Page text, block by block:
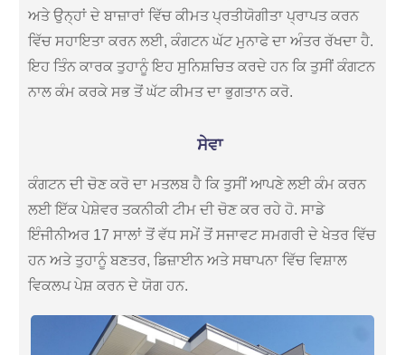
ਅਤੇ ਉਨ੍ਹਾਂ ਦੇ ਬਾਜ਼ਾਰਾਂ ਵਿੱਚ ਕੀਮਤ ਪ੍ਰਤੀਯੋਗੀਤਾ ਪ੍ਰਾਪਤ ਕਰਨ
ਵਿੱਚ ਸਹਾਇਤਾ ਕਰਨ ਲਈ, ਕੰਗਟਨ ਘੱਟ ਮੁਨਾਫੇ ਦਾ ਅੰਤਰ ਰੱਖਦਾ ਹੈ.
ਇਹ ਤਿੰਨ ਕਾਰਕ ਤੁਹਾਨੂੰ ਇਹ ਸੁਨਿਸ਼ਚਿਤ ਕਰਦੇ ਹਨ ਕਿ ਤੁਸੀਂ ਕੰਗਟਨ
ਨਾਲ ਕੰਮ ਕਰਕੇ ਸਭ ਤੋਂ ਘੱਟ ਕੀਮਤ ਦਾ ਭੁਗਤਾਨ ਕਰੋ.
ਸੇਵਾ
ਕੰਗਟਨ ਦੀ ਚੋਣ ਕਰੋ ਦਾ ਮਤਲਬ ਹੈ ਕਿ ਤੁਸੀਂ ਆਪਣੇ ਲਈ ਕੰਮ ਕਰਨ
ਲਈ ਇੱਕ ਪੇਸ਼ੇਵਰ ਤਕਨੀਕੀ ਟੀਮ ਦੀ ਚੋਣ ਕਰ ਰਹੇ ਹੋ. ਸਾਡੇ
ਇੰਜੀਨੀਅਰ 17 ਸਾਲਾਂ ਤੋਂ ਵੱਧ ਸਮੇਂ ਤੋਂ ਸਜਾਵਟ ਸਮਗਰੀ ਦੇ ਖੇਤਰ ਵਿੱਚ
ਹਨ ਅਤੇ ਤੁਹਾਨੂੰ ਬਣਤਰ, ਡਿਜ਼ਾਈਨ ਅਤੇ ਸਥਾਪਨਾ ਵਿੱਚ ਵਿਸ਼ਾਲ
ਵਿਕਲਪ ਪੇਸ਼ ਕਰਨ ਦੇ ਯੋਗ ਹਨ.